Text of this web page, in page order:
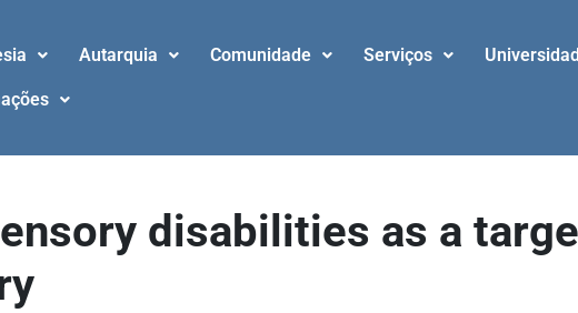
Autarquia Comunidade Serviços
disabilities as a